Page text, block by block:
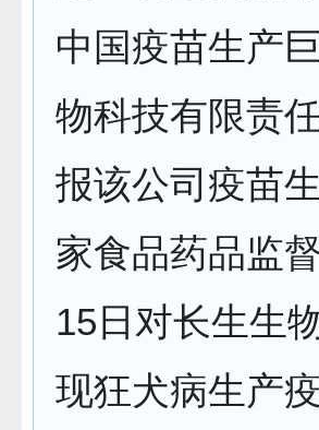
中国疫苗生产
物科技有限责
报该公司疫苗
家食品药品监
15日对长生生
现狂犬病生产